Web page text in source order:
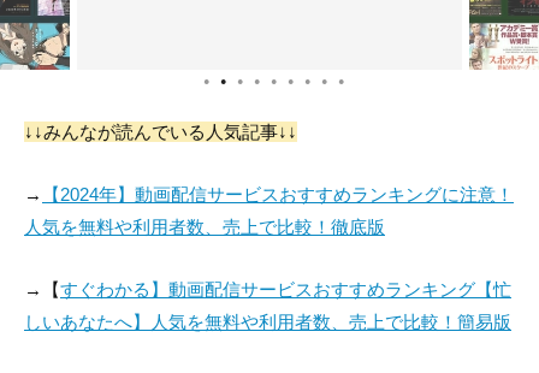
● ● ● ● ● ● ● ● ●
↓↓みんなが読んでいる人気記事↓↓
→
【2024年】動画配信サービスおすすめランキングに注意！
人気を無料や利用者数、売上で比較！徹底版
→【すぐわかる】動画配信サービスおすすめランキング【忙
しいあなたへ】人気を無料や利用者数、売上で比較！簡易版